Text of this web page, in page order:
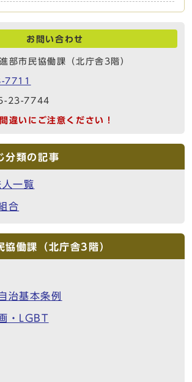
お問い合わせ
部市民協働課（北庁舎3階）
7711
23-7744
違いにご注意ください！
分類の記事
一覧
合
協働課（北庁舎3階）
治基本条例
・LGBT